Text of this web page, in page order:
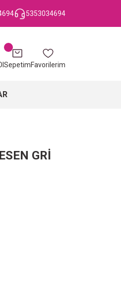
5353034694
SepetimFavorilerim
GRİ